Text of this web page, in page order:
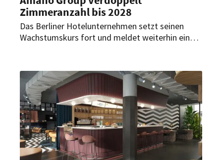
Zimmeranzahl bis 2028
Das Berliner Hotelunternehmen setzt seinen
Wachstumskurs fort und meldet weiterhin einen
geplant.